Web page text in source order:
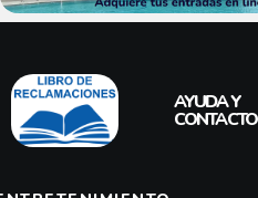
AYUDA Y
CONTACTO